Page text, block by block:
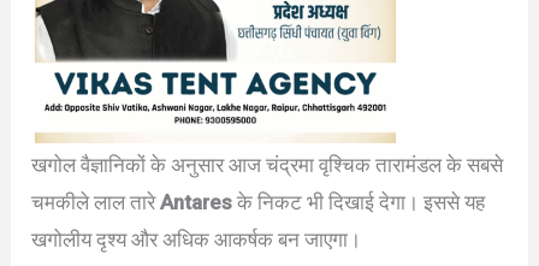
खगोल वैज्ञानिकों के अनुसार आज चंद्रमा वृश्चिक तारामंडल के सबसे
चमकीले लाल तारेAntares के निकट भी दिखाई देगा। इससे यह
खगोलीय दृश्य और अधिक आकर्षक बन जाएगा।